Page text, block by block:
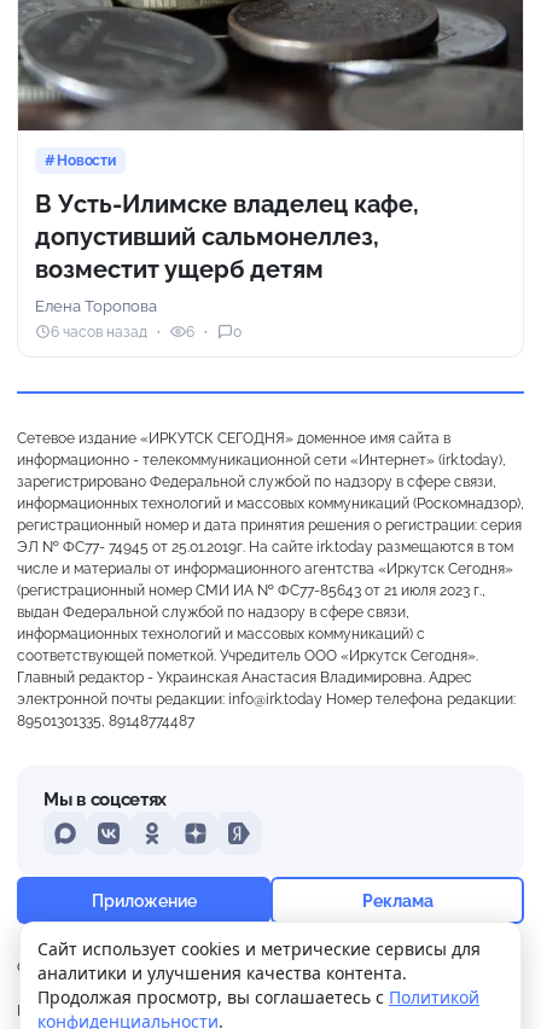
+18° Сильная морось
Ощущается как +18
1 м/с 758 мм 93%
Новости
В Усть-Илимске владелец кафе,
допустивший сальмонеллез,
возместит ущерб детям
Елена Торопова
6 часов назад 6 0
Сетевое издание «ИРКУТСК СЕГОДНЯ» доменное имя сайта в
информационно - телекоммуникационной сети «Интернет» (irk.today),
зарегистрировано Федеральной службой по надзору в сфере связи,
информационных технологий и массовых коммуникаций (Роскомнадзор),
регистрационный номер и дата принятия решения о регистрации: серия
ЭЛ № ФС77- 74945 от 25.01.2019г. На сайте irk.today размещаются в том
числе и материалы от информационного агентства «Иркутск Сегодня»
(регистрационный номер СМИ ИА № ФС77-85643 от 21 июля 2023 г.,
выдан Федеральной службой по надзору в сфере связи,
информационных технологий и массовых коммуникаций) с
соответствующей пометкой. Учредитель ООО «Иркутск Сегодня».
Главный редактор - Украинская Анастасия Владимировна. Адрес
электронной почты редакции: info@irk.today Номер телефона редакции:
89501301335, 89148774487
О нас Контакты Прислать новость
Реклама
Политика
конфиденциальности
Мы в соцсетях
MAXVKontakteOdnoklassniki
DzenYandex
Приложение Реклама
Сайт использует cookies и метрические сервисы для
аналитики и улучшения качества контента.
Продолжая просмотр, вы соглашаетесь с Политикой
конфиденциальности.